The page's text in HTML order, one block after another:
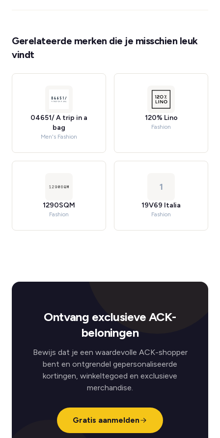
Gerelateerde merken die je misschien leuk
vindt
04651/ A trip in a
bag
Men's Fashion
120% Lino
Fashion
1290SQM
Fashion
1
19V69 Italia
Fashion
Ontvang exclusieve ACK-
beloningen
Bewijs dat je een waardevolle ACK-shopper
bent en ontgrendel gepersonaliseerde
kortingen, winkeltegoed en exclusieve
merchandise.
Gratis aanmelden